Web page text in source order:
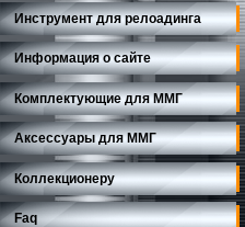
Инструмент для релоадинга
Информация о сайте
Комплектующие для ММГ
Аксессуары для ММГ
Коллекционеру
Faq